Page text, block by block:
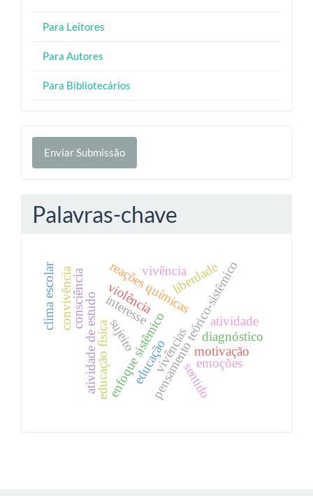
Para Leitores
Para Autores
Para Bibliotecários
Enviar
Submissão
Enviar Submissão
Palavras-chave
pensamento teórico-sistêmico
enfoque sistêmico diagnóstico
reações químicas
educação física
atividade de estudo sujeito motivação
interesse
sentidoemoções
atividade
consciência liberdade
educaçãovivências
convivência vivência
violência
clima escolar